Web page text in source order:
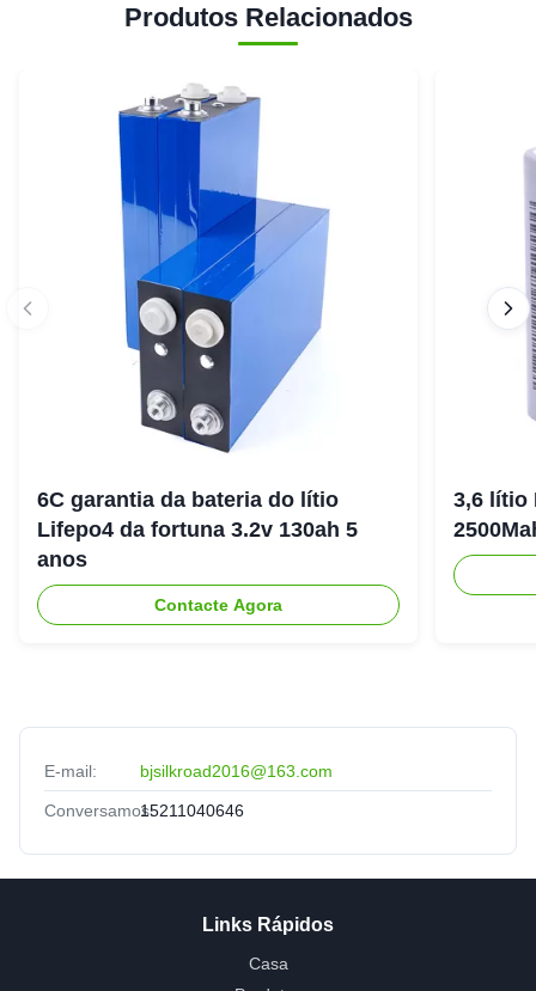
Produtos Relacionados
6C garantia da bateria do lítio
Lifepo4 da fortuna 3.2v 130ah 5
anos
Contacte Agora
3,6 lítio
E-mail: bjsilkroad2016@163.com
Conversamos:15211040646
Links Rápidos
Casa